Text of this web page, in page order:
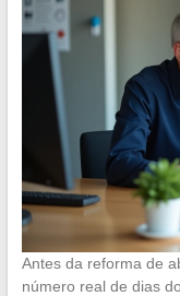
Antes da reforma de
número real de dias